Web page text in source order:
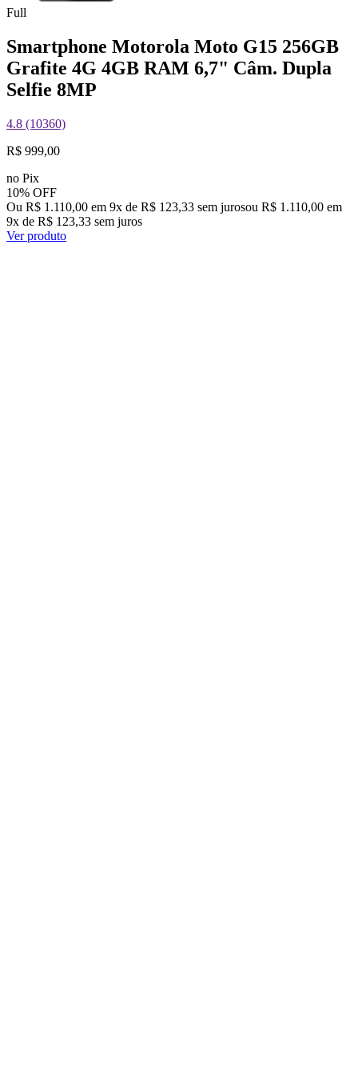
Full
Smartphone Motorola Moto G15 256GB
Grafite 4G 4GB RAM 6,7" Câm. Dupla
Selfie 8MP
4.8 (10360)
R$ 999,00
no Pix
10% OFF
Ou R$ 1.110,00 em 9x de R$ 123,33 sem jurosou R$ 1.110,00 em
9x de R$ 123,33 sem juros
Ver produto